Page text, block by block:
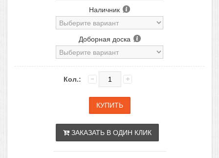
Наличник
Доборная доска
Кол.:
ЗАКАЗАТЬ В ОДИН КЛИК